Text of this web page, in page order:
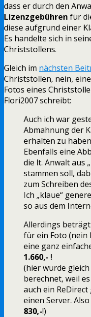
dass er durch den
Lizenzgebühren für
diese aufgrund einer
Es handelte sich in
Christstollens.
Gleich im nächsten
Christstollen, nein,
Fotos eines
Flori2007 schreibt:
Auch ich war
Abmahnung der
erhalten zu
Ebenfalls eine
die lt. Anwalt aus
stammen soll,
zum Schreiben
Ich „klaue“
so aus dem
Allerdings
für ein Foto (nein
eine ganz
1.660,- !
(hier wurde
berechnet, weil
auch ein
einen Server.
830,-!)